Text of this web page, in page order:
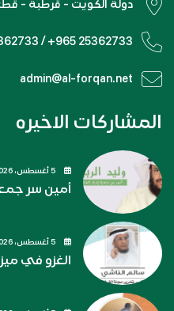
دولة الكويت - قرطبة -
/ +965 25362733
admin@al-forqan.net
المشاركات الاخيره
أمين سر
الغزو في